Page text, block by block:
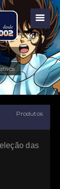
☰
Produtos
das